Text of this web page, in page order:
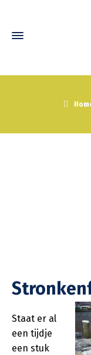
Staat er al
een tijdje
een stuk